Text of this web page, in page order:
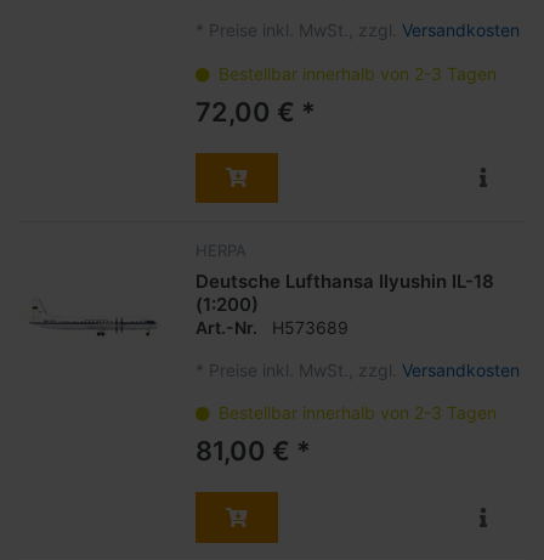
* Preise inkl. MwSt., zzgl. Versandkosten
Bestellbar innerhalb von 2-3 Tagen
72,00 € *
HERPA
Deutsche Lufthansa Ilyushin IL-18
(1:200)
Art.-Nr. H573689
* Preise inkl. MwSt., zzgl. Versandkosten
Bestellbar innerhalb von 2-3 Tagen
81,00 € *